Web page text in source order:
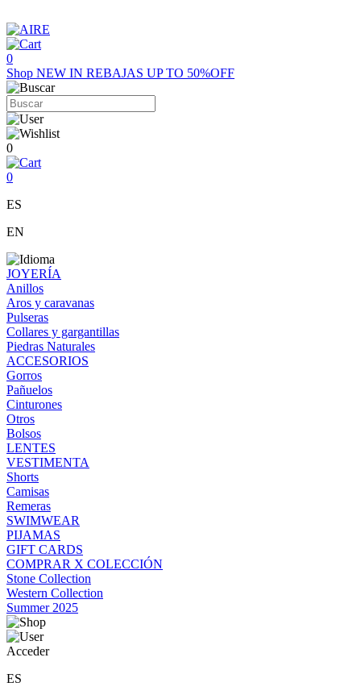
0
Shop NEW IN REBAJAS UP TO 50%OFF
0
0
ES
EN
JOYERÍA
Anillos
Aros y caravanas
Pulseras
Collares y gargantillas
Piedras Naturales
ACCESORIOS
Gorros
Pañuelos
Cinturones
Otros
Bolsos
LENTES
VESTIMENTA
Shorts
Camisas
Remeras
SWIMWEAR
PIJAMAS
GIFT CARDS
COMPRAR X COLECCIÓN
Stone Collection
Western Collection
Summer 2025
Acceder
ES